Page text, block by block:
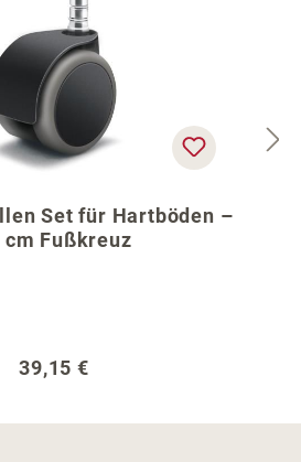
Set für Hartböden –
cm Fußkreuz
Regulärer Preis:
39,15 €